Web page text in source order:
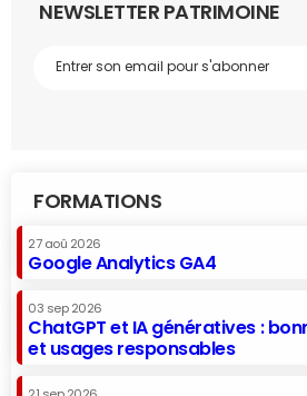
NEWSLETTER PATRIMOINE
FORMATIONS
27 aoû 2026
Google Analytics GA4
03 sep 2026
ChatGPT et IA génératives :
et usages responsables